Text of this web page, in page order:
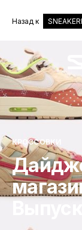
Назад к
КРОССОВКИ